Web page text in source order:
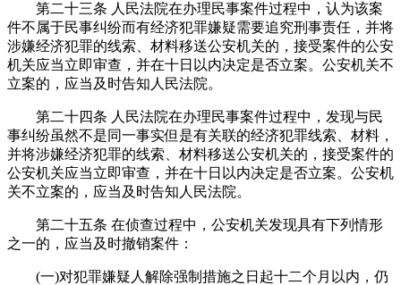
第二十三条 人民法院在办理民事案件过程中，认为该案
件不属于民事纠纷而有经济犯罪嫌疑需要追究刑事责任，并将
涉嫌经济犯罪的线索、材料移送公安机关的，接受案件的公安
机关应当立即审查，并在十日以内决定是否立案。公安机关不
立案的，应当及时告知人民法院。
第二十四条 人民法院在办理民事案件过程中，发现与民
事纠纷虽然不是同一事实但是有关联的经济犯罪线索、材料，
并将涉嫌经济犯罪的线索、材料移送公安机关的，接受案件的
公安机关应当立即审查，并在十日以内决定是否立案。公安机
关不立案的，应当及时告知人民法院。
第二十五条 在侦查过程中，公安机关发现具有下列情形
之一的，应当及时撤销案件：
(一)对犯罪嫌疑人解除强制措施之日起十二个月以内，仍